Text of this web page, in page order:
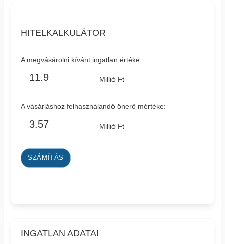
HITELKALKULÁTOR
A megvásárolni kívánt ingatlan értéke:
Millió Ft
A vásárláshoz felhasználandó önerő mértéke:
Millió Ft
SZÁMÍTÁS
INGATLAN ADATAI